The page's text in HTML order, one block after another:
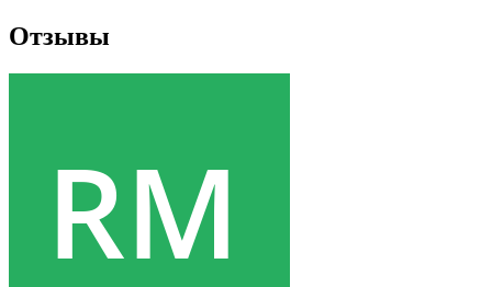
Отзывы